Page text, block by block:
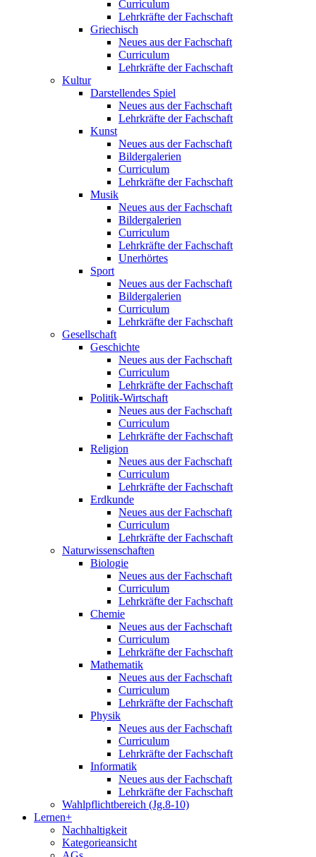
Curriculum
Lehrkräfte der Fachschaft
Griechisch
Neues aus der Fachschaft
Curriculum
Lehrkräfte der Fachschaft
Kultur
Darstellendes Spiel
Neues aus der Fachschaft
Lehrkräfte der Fachschaft
Kunst
Neues aus der Fachschaft
Bildergalerien
Curriculum
Lehrkräfte der Fachschaft
Musik
Neues aus der Fachschaft
Bildergalerien
Curriculum
Lehrkräfte der Fachschaft
Unerhörtes
Sport
Neues aus der Fachschaft
Bildergalerien
Curriculum
Lehrkräfte der Fachschaft
Gesellschaft
Geschichte
Neues aus der Fachschaft
Curriculum
Lehrkräfte der Fachschaft
Politik-Wirtschaft
Neues aus der Fachschaft
Curriculum
Lehrkräfte der Fachschaft
Religion
Neues aus der Fachschaft
Curriculum
Lehrkräfte der Fachschaft
Erdkunde
Neues aus der Fachschaft
Curriculum
Lehrkräfte der Fachschaft
Naturwissenschaften
Biologie
Neues aus der Fachschaft
Curriculum
Lehrkräfte der Fachschaft
Chemie
Neues aus der Fachschaft
Curriculum
Lehrkräfte der Fachschaft
Mathematik
Neues aus der Fachschaft
Curriculum
Lehrkräfte der Fachschaft
Physik
Neues aus der Fachschaft
Curriculum
Lehrkräfte der Fachschaft
Informatik
Neues aus der Fachschaft
Lehrkräfte der Fachschaft
Wahlpflichtbereich (Jg.8-10)
Lernen+
Nachhaltigkeit
Kategorieansicht